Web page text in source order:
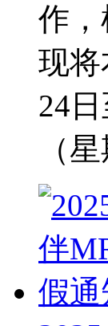
作
现将
24
（